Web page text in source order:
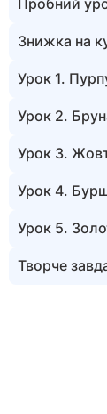
Пробний
Знижка на
Урок 1.
Урок 2.
Урок 3.
Урок 4.
Урок 5.
Творче